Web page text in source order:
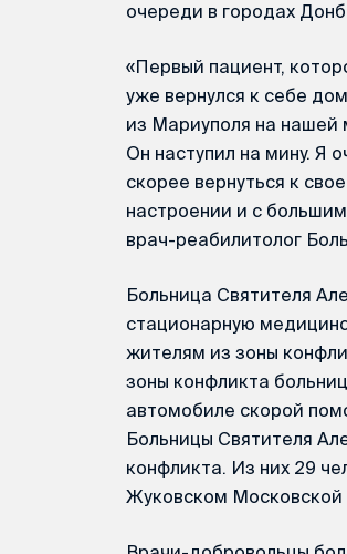
очереди в городах
«Первый пациент,
уже вернулся к себе
из Мариуполя на нашей
Он наступил на мину. Я
скорее вернуться к
настроении и с
врач-реабилитолог
Больница Святителя
стационарную
жителям из зоны
зоны конфликта
автомобиле скорой
Больницы Святителя
конфликта. Из них 29
Жуковском Московской